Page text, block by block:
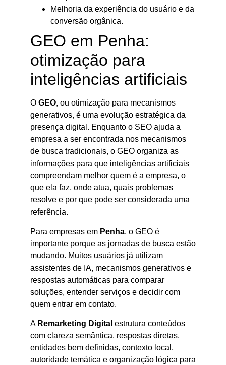
Melhoria da experiência do usuário e da
conversão orgânica.
GEO em Penha:
otimização para
inteligências artificiais
O GEO, ou otimização para mecanismos
generativos, é uma evolução estratégica da
presença digital. Enquanto o SEO ajuda a
empresa a ser encontrada nos mecanismos
de busca tradicionais, o GEO organiza as
informações para que inteligências artificiais
compreendam melhor quem é a empresa, o
que ela faz, onde atua, quais problemas
resolve e por que pode ser considerada uma
referência.
Para empresas em Penha, o GEO é
importante porque as jornadas de busca estão
mudando. Muitos usuários já utilizam
assistentes de IA, mecanismos generativos e
respostas automáticas para comparar
soluções, entender serviços e decidir com
quem entrar em contato.
A Remarketing Digital estrutura conteúdos
com clareza semântica, respostas diretas,
entidades bem definidas, contexto local,
autoridade temática e organização lógica para